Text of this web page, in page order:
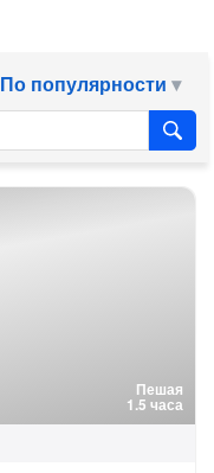
По популярности
Пешая
1.5 часа